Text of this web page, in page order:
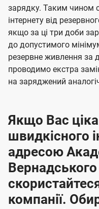
зарядку. Таким чином
інтернету від
якщо за ці три доби
до допустимого
резервне живлення за
проводимо екстра
на заряджений
Якщо Вас
швидкісного
адресою
компанії.